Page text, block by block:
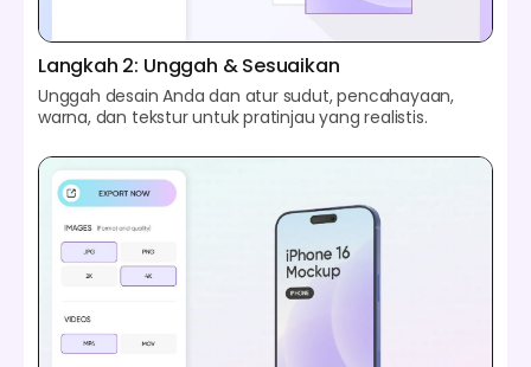
Langkah 2: Unggah & Sesuaikan
Unggah desain Anda dan atur sudut, pencahayaan,
warna, dan tekstur untuk pratinjau yang realistis.